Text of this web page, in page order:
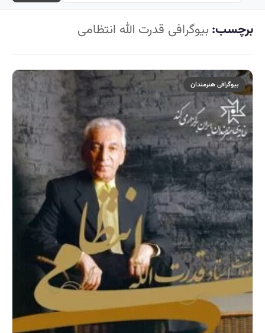
برچسب: بیوگرافی قدرت الله انتظامی
بیوگرافی هنرمندان